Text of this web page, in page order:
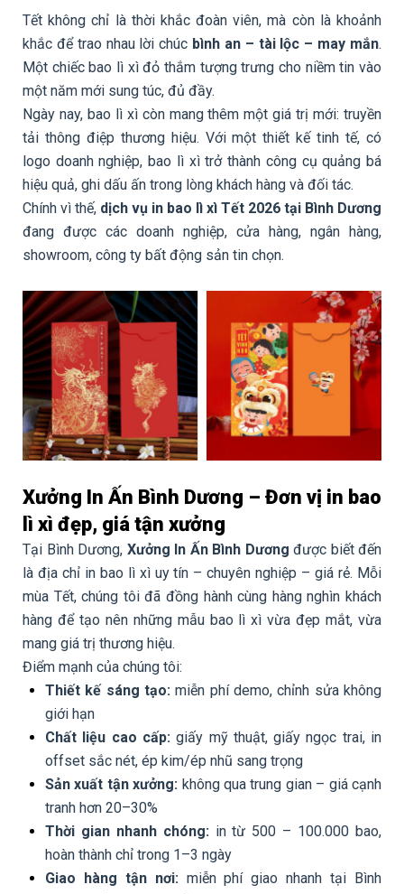
Tết không chỉ là thời khắc đoàn viên, mà còn là khoảnh
khắc để trao nhau lời chúc bình an – tài lộc – may mắn.
Một chiếc bao lì xì đỏ thắm tượng trưng cho niềm tin vào
một năm mới sung túc, đủ đầy.
Ngày nay, bao lì xì còn mang thêm một giá trị mới: truyền
tải thông điệp thương hiệu. Với một thiết kế tinh tế, có
logo doanh nghiệp, bao lì xì trở thành công cụ quảng bá
hiệu quả, ghi dấu ấn trong lòng khách hàng và đối tác.
Chính vì thế, dịch vụ in bao lì xì Tết 2026 tại Bình Dương
đang được các doanh nghiệp, cửa hàng, ngân hàng,
showroom, công ty bất động sản tin chọn.
Xưởng In Ấn Bình Dương – Đơn vị in bao
lì xì đẹp, giá tận xưởng
Tại Bình Dương, Xưởng In Ấn Bình Dương được biết đến
là địa chỉ in bao lì xì uy tín – chuyên nghiệp – giá rẻ. Mỗi
mùa Tết, chúng tôi đã đồng hành cùng hàng nghìn khách
hàng để tạo nên những mẫu bao lì xì vừa đẹp mắt, vừa
mang giá trị thương hiệu.
Điểm mạnh của chúng tôi:
Thiết kế sáng tạo: miễn phí demo, chỉnh sửa không
giới hạn
Chất liệu cao cấp:giấy mỹ thuật, giấy ngọc trai, in
offset sắc nét, ép kim/ép nhũ sang trọng
Sản xuất tận xưởng: không qua trung gian – giá cạnh
tranh hơn 20–30%
Thời gian nhanh chóng:in từ 500 – 100.000 bao,
hoàn thành chỉ trong 1–3 ngày
Giao hàng tận nơi:miễn phí giao nhanh tại Bình